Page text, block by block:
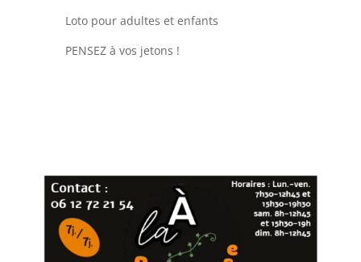
Loto pour adultes et enfants
PENSEZ à vos jetons !